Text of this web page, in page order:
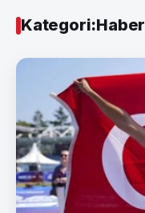
Kategori:Haber